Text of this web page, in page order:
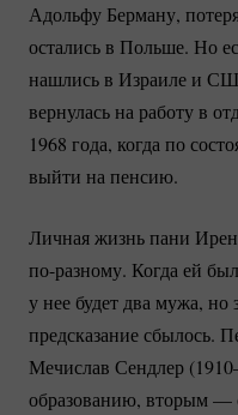
Адольфу Берману,
остались в Польше. Но
нашлись в Израиле и
вернулась на работу в
1968 года, когда по
выйти на пенсию.
Личная жизнь пани
по-разному. Когда ей
у нее будет два мужа,
предсказание
Мечислав Сендлер
образованию, вторым —